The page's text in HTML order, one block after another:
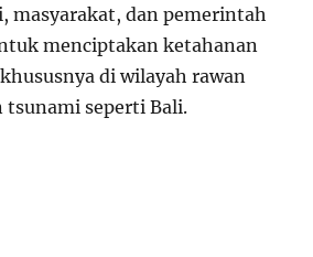
masyarakat, dan pemerintah
menciptakan ketahanan
di wilayah rawan
tsunami seperti Bali.